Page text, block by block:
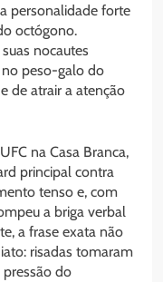
personalidade forte
octógono.
nocautes
no peso-galo do
de atrair a atenção
na Casa Branca,
principal contra
tenso e, com
a briga verbal
a frase exata não
risadas tomaram
pressão do